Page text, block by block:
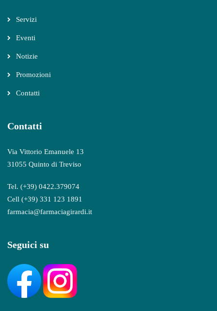
Servizi
Eventi
Notizie
Promozioni
Contatti
Contatti
Via Vittorio Emanuele 13
31055 Quinto di Treviso
Tel. (+39) 0422.379074
Cell (+39) 331 123 1891
farmacia@farmaciagirardi.it
Seguici su